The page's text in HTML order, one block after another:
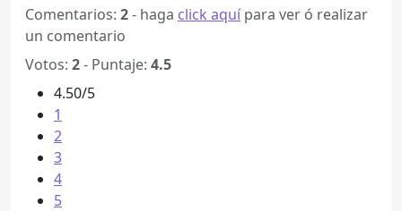
Comentarios: 2- haga click aquí para ver ó realizar
un comentario
Votos: 2- Puntaje: 4.5
4.50/5
1
2
3
4
5